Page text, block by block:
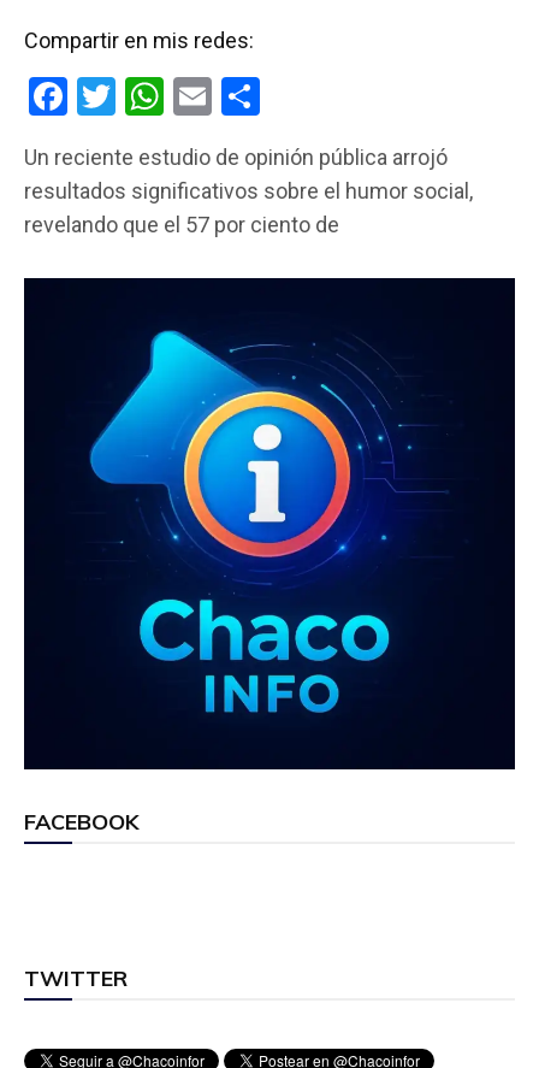
Compartir en mis redes:
F
ce
b
o
T
tt
er
W
at
s
p
p
E
ail m
p
tir
Un reciente estudio de opinión pública arrojó
resultados significativos sobre el humor social,
revelando que el 57 por ciento de
FACEBOOK
TWITTER